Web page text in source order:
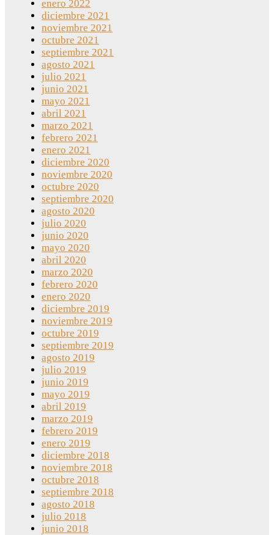
enero 2022
diciembre 2021
noviembre 2021
octubre 2021
septiembre 2021
agosto 2021
julio 2021
junio 2021
mayo 2021
abril 2021
marzo 2021
febrero 2021
enero 2021
diciembre 2020
noviembre 2020
octubre 2020
septiembre 2020
agosto 2020
julio 2020
junio 2020
mayo 2020
abril 2020
marzo 2020
febrero 2020
enero 2020
diciembre 2019
noviembre 2019
octubre 2019
septiembre 2019
agosto 2019
julio 2019
junio 2019
mayo 2019
abril 2019
marzo 2019
febrero 2019
enero 2019
diciembre 2018
noviembre 2018
octubre 2018
septiembre 2018
agosto 2018
julio 2018
junio 2018